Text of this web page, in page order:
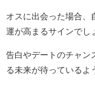
オスに出会った場合、
運が高まるサインでし
告白やデートのチャン
る未来が待っているよ